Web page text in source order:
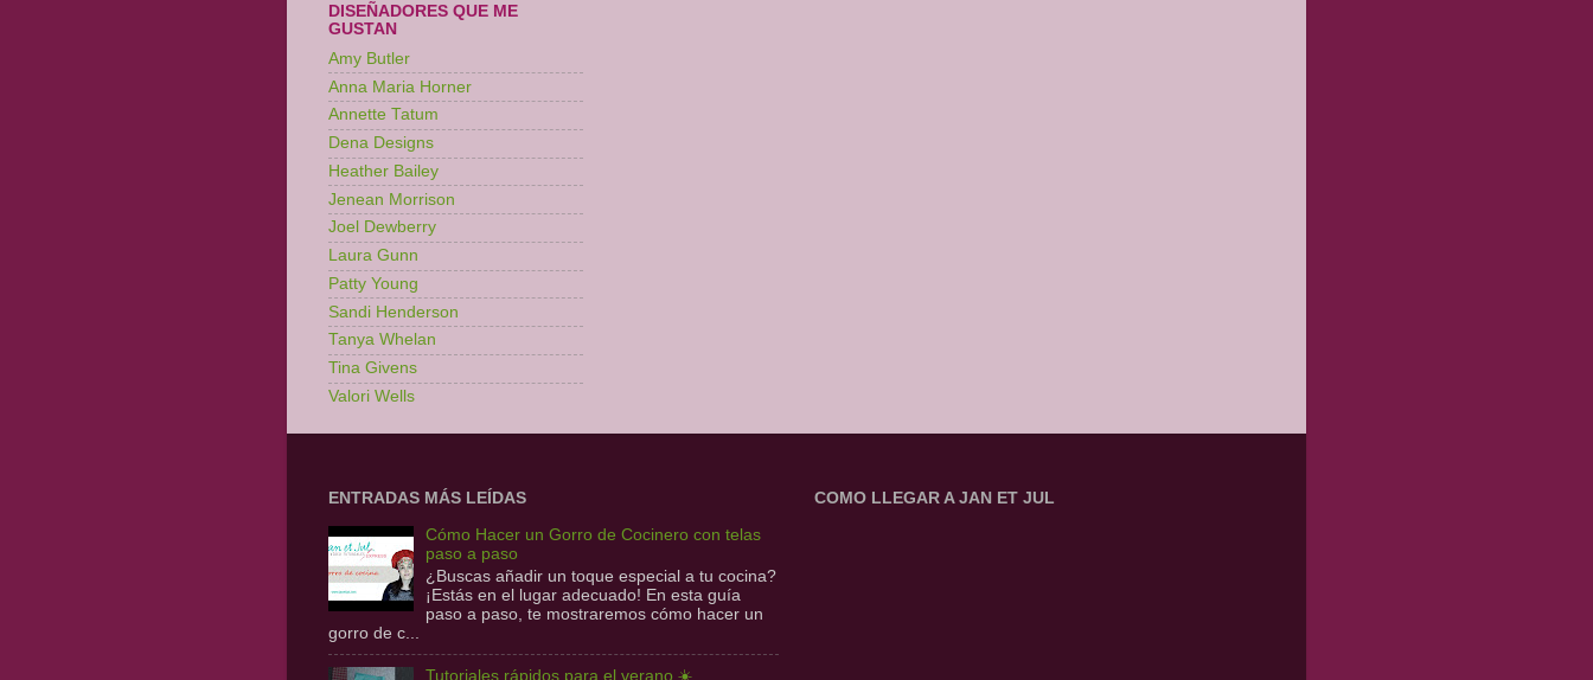
DISEÑADORES QUE ME
GUSTAN
Amy Butler
Anna Maria Horner
Annette Tatum
Dena Designs
Heather Bailey
Jenean Morrison
Joel Dewberry
Laura Gunn
Patty Young
Sandi Henderson
Tanya Whelan
Tina Givens
Valori Wells
ENTRADAS MÁS LEÍDAS
Cómo Hacer un Gorro de Cocinero con telas
paso a paso
¿Buscas añadir un toque especial a tu cocina?
¡Estás en el lugar adecuado! En esta guía
paso a paso, te mostraremos cómo hacer un
gorro de c...
Tutoriales rápidos para el verano ☀️
COMO LLEGAR A JAN ET JUL